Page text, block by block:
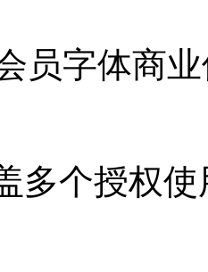
员字体商
多个授权使